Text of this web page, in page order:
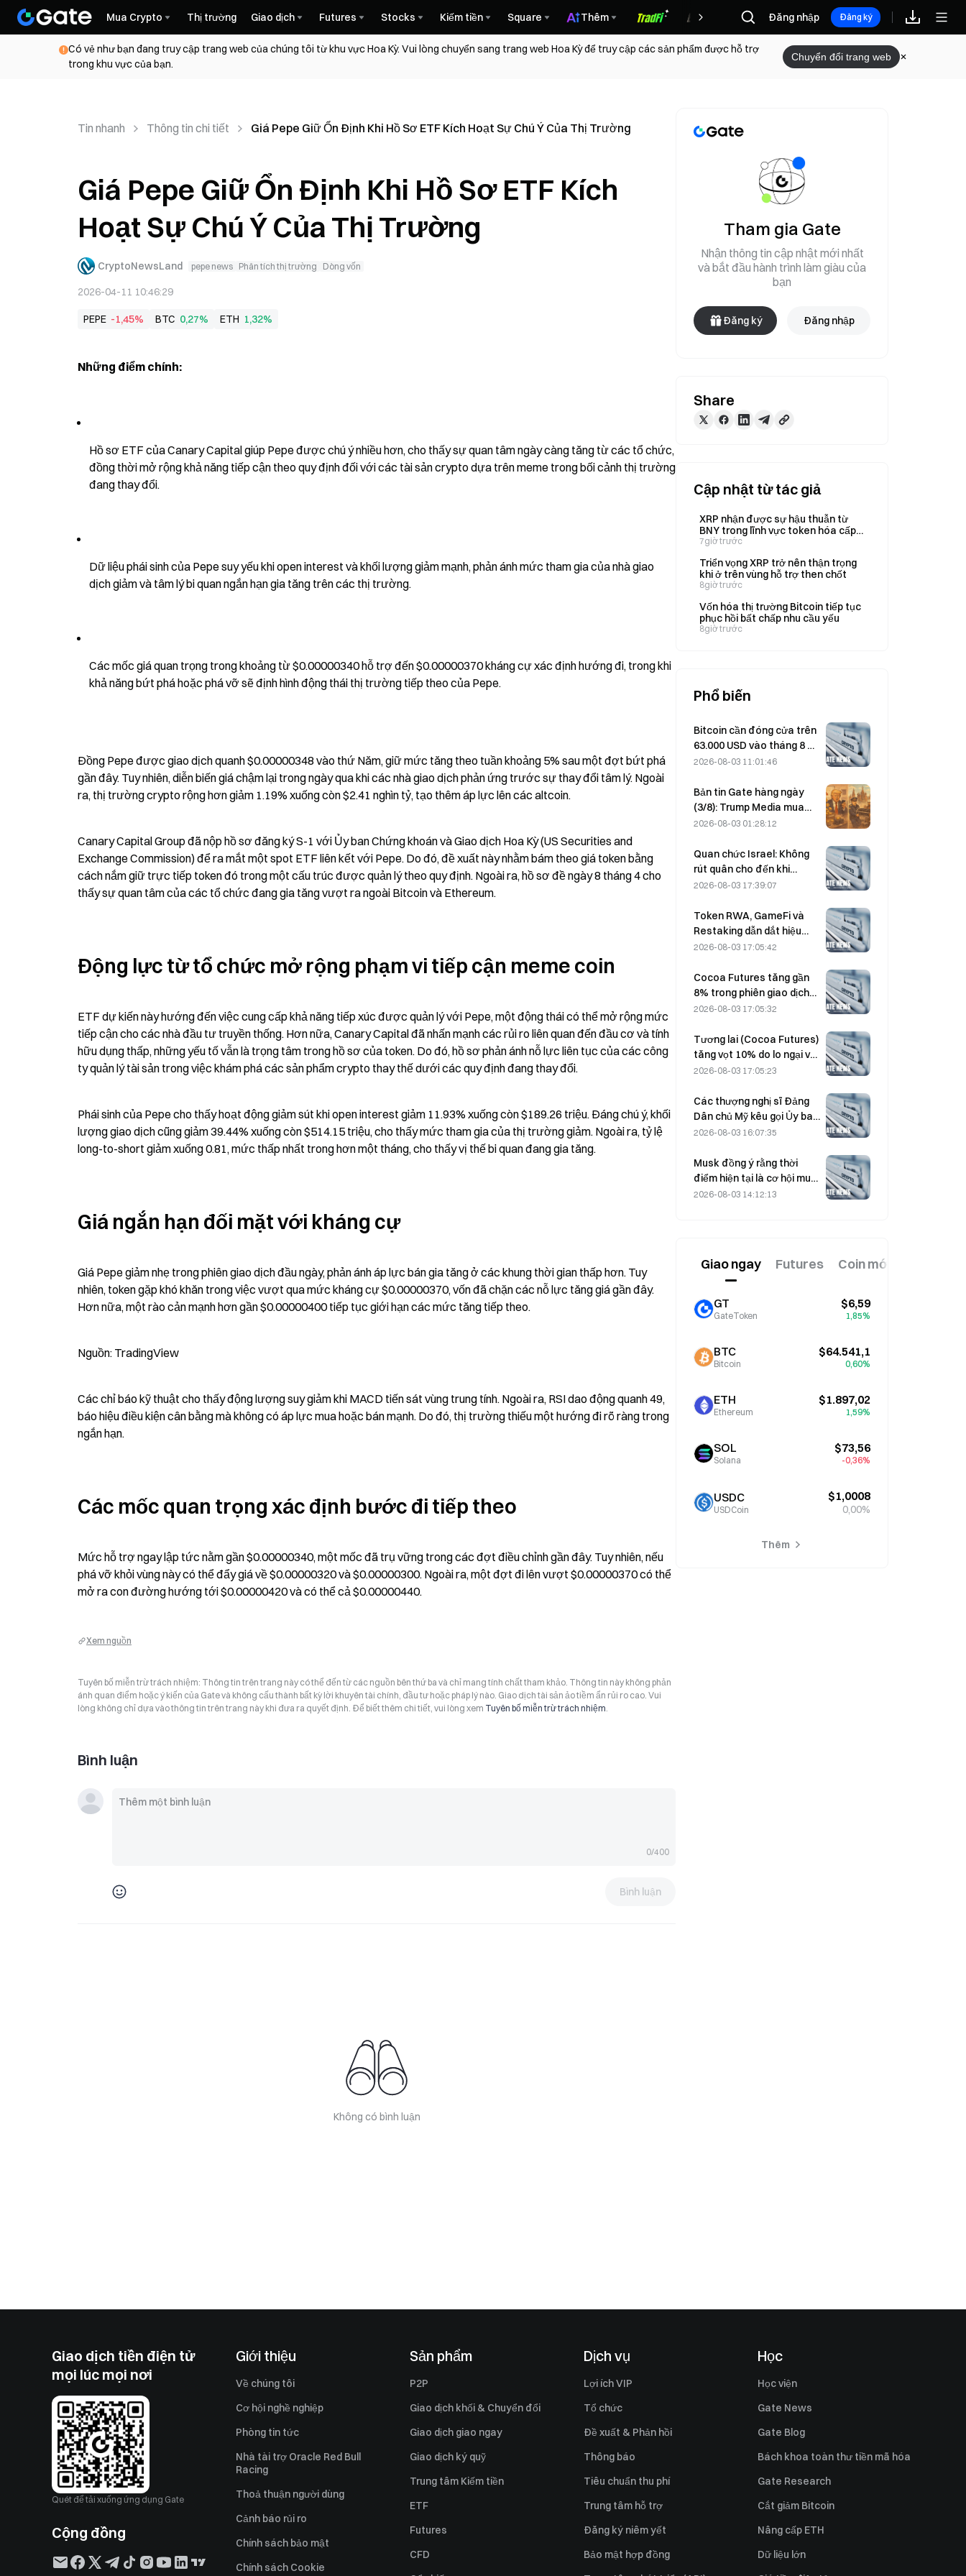
Mua Crypto Thị trường Giao dịch Futures Stocks Kiếm tiền Square Thêm Phần thưởngĐăng nhập Đăng ký
Có vẻ như bạn đang truy cập trang web của chúng tôi từ khu vực Hoa Kỳ. Vui lòng chuyển sang trang web Hoa Kỳ để truy cập các sản phẩm được hỗ trợ
trong khu vực của bạn.
Chuyển đổi trang web
Tin nhanh Thông tin chi tiết Giá Pepe Giữ Ổn Định Khi Hồ Sơ ETF Kích Hoạt Sự Chú Ý Của Thị Trường
Giá Pepe Giữ Ổn Định Khi Hồ Sơ ETF Kích
Hoạt Sự Chú Ý Của Thị Trường
CryptoNewsLand pepe news Phân tích thị trường Dòng vốn
2026-04-11 10:46:29
PEPE -1,45% BTC 0,27% ETH 1,32%
Những điểm chính:
Hồ sơ ETF của Canary Capital giúp Pepe được chú ý nhiều hơn, cho thấy sự quan tâm ngày càng tăng từ các tổ chức,
đồng thời mở rộng khả năng tiếp cận theo quy định đối với các tài sản crypto dựa trên meme trong bối cảnh thị trường
đang thay đổi.
Dữ liệu phái sinh của Pepe suy yếu khi open interest và khối lượng giảm mạnh, phản ánh mức tham gia của nhà giao
dịch giảm và tâm lý bi quan ngắn hạn gia tăng trên các thị trường.
Các mốc giá quan trọng trong khoảng từ $0.00000340 hỗ trợ đến $0.00000370 kháng cự xác định hướng đi, trong khi
khả năng bứt phá hoặc phá vỡ sẽ định hình động thái thị trường tiếp theo của Pepe.
Đồng Pepe được giao dịch quanh $0.00000348 vào thứ Năm, giữ mức tăng theo tuần khoảng 5% sau một đợt bứt phá
gần đây. Tuy nhiên, diễn biến giá chậm lại trong ngày qua khi các nhà giao dịch phản ứng trước sự thay đổi tâm lý. Ngoài
ra, thị trường crypto rộng hơn giảm 1.19% xuống còn $2.41 nghìn tỷ, tạo thêm áp lực lên các altcoin.
Canary Capital Group đã nộp hồ sơ đăng ký S-1 với Ủy ban Chứng khoán và Giao dịch Hoa Kỳ (US Securities and
Exchange Commission) để ra mắt một spot ETF liên kết với Pepe. Do đó, đề xuất này nhằm bám theo giá token bằng
cách nắm giữ trực tiếp token đó trong một cấu trúc được quản lý theo quy định. Ngoài ra, hồ sơ đề ngày 8 tháng 4 cho
thấy sự quan tâm của các tổ chức đang gia tăng vượt ra ngoài Bitcoin và Ethereum.
Động lực từ tổ chức mở rộng phạm vi tiếp cận meme coin
ETF dự kiến này hướng đến việc cung cấp khả năng tiếp xúc được quản lý với Pepe, một động thái có thể mở rộng mức
tiếp cận cho các nhà đầu tư truyền thống. Hơn nữa, Canary Capital đã nhấn mạnh các rủi ro liên quan đến đầu cơ và tính
hữu dụng thấp, những yếu tố vẫn là trọng tâm trong hồ sơ của token. Do đó, hồ sơ phản ánh nỗ lực liên tục của các công
ty quản lý tài sản trong việc khám phá các sản phẩm crypto thay thế dưới các quy định đang thay đổi.
Phái sinh của Pepe cho thấy hoạt động giảm sút khi open interest giảm 11.93% xuống còn $189.26 triệu. Đáng chú ý, khối
lượng giao dịch cũng giảm 39.44% xuống còn $514.15 triệu, cho thấy mức tham gia của thị trường giảm. Ngoài ra, tỷ lệ
long-to-short giảm xuống 0.81, mức thấp nhất trong hơn một tháng, cho thấy vị thế bi quan đang gia tăng.
Giá ngắn hạn đối mặt với kháng cự
Giá Pepe giảm nhẹ trong phiên giao dịch đầu ngày, phản ánh áp lực bán gia tăng ở các khung thời gian thấp hơn. Tuy
nhiên, token gặp khó khăn trong việc vượt qua mức kháng cự $0.00000370, vốn đã chặn các nỗ lực tăng giá gần đây.
Hơn nữa, một rào cản mạnh hơn gần $0.00000400 tiếp tục giới hạn các mức tăng tiếp theo.
Nguồn: TradingView
Các chỉ báo kỹ thuật cho thấy động lượng suy giảm khi MACD tiến sát vùng trung tính. Ngoài ra, RSI dao động quanh 49,
báo hiệu điều kiện cân bằng mà không có áp lực mua hoặc bán mạnh. Do đó, thị trường thiếu một hướng đi rõ ràng trong
ngắn hạn.
Các mốc quan trọng xác định bước đi tiếp theo
Mức hỗ trợ ngay lập tức nằm gần $0.00000340, một mốc đã trụ vững trong các đợt điều chỉnh gần đây. Tuy nhiên, nếu
phá vỡ khỏi vùng này có thể đẩy giá về $0.00000320 và $0.00000300. Ngoài ra, một đợt đi lên vượt $0.00000370 có thể
mở ra con đường hướng tới $0.00000420 và có thể cả $0.00000440.
Xem nguồn
Tuyên bố miễn trừ trách nhiệm: Thông tin trên trang này có thể đến từ các nguồn bên thứ ba và chỉ mang tính chất tham khảo. Thông tin này không phản
ánh quan điểm hoặc ý kiến của Gate và không cấu thành bất kỳ lời khuyên tài chính, đầu tư hoặc pháp lý nào. Giao dịch tài sản ảo tiềm ẩn rủi ro cao. Vui
lòng không chỉ dựa vào thông tin trên trang này khi đưa ra quyết định. Để biết thêm chi tiết, vui lòng xem Tuyên bố miễn trừ trách nhiệm.
Bình luận
0/400
Bình luận
Không có bình luận
Tham gia Gate
Nhận thông tin cập nhật mới nhất
và bắt đầu hành trình làm giàu của
bạn
Đăng ký Đăng nhập
Share
Cập nhật từ tác giả
XRP nhận được sự hậu thuẫn từ
BNY trong lĩnh vực token hóa cấp
tổ chức
7giờ trước
Triển vọng XRP trở nên thận trọng
khi ở trên vùng hỗ trợ then chốt
8giờ trước
Vốn hóa thị trường Bitcoin tiếp tục
phục hồi bất chấp nhu cầu yếu
8giờ trước
Phổ biến
Bitcoin cần đóng cửa trên
63.000 USD vào tháng 8 để
xác nhận đáy của thị
cứu 10x cho biết
2026-08-03 11:01:46
Bản tin Gate hàng ngày
(3/8): Trump Media mua
cao bán thấp rồi lại chuyển
khai thác tiền mã hóa tại
Moscow có hiệu lực từ
tháng 8
2026-08-03 01:28:12
Quan chức Israel: Không
rút quân cho đến khi
Hamas giải giáp
2026-08-03 17:39:07
Token RWA, GameFi và
Restaking dẫn dắt hiệu
suất thị trường trong
2026-08-03 17:05:42
Cocoa Futures tăng gần
8% trong phiên giao dịch
hôm thứ Sáu tuần trước,
trường bất ngờ
2026-08-03 17:05:32
Tương lai (Cocoa Futures)
tăng vọt 10% do lo ngại về
Cung, hướng tới mức 6.000
2026-08-03 17:05:23
Các thượng nghị sĩ Đảng
Dân chủ Mỹ kêu gọi Ủy ban
Giao dịch Hàng hóa Tương
phẩm cá cược liên quan
đến tình trạng cháy rừng
trong bối cảnh mùa cháy
2026-08-03 16:07:35
Musk đồng ý rằng thời
điểm hiện tại là cơ hội mua
vào cho SpaceX vào ngày
2026-08-03 14:12:13
Giao ngay Futures Coin mới
GT
GateToken
$6,59
1,85%
BTC
Bitcoin
$64.541,1
0,60%
ETH
Ethereum
$1.897,02
1,59%
SOL
Solana
$73,56
-0,36%
USDC
USDCoin
$1,0008
0,00%
Thêm
Giao dịch tiền điện tử
mọi lúc mọi nơi
Quét để tải xuống ứng dụng Gate
Cộng đồng
Giới thiệu
Về chúng tôi
Cơ hội nghề nghiệp
Phòng tin tức
Nhà tài trợ Oracle Red Bull
Racing
Thoả thuận người dùng
Cảnh báo rủi ro
Chính sách bảo mật
Chính sách Cookie
Sản phẩm
P2P
Giao dịch khối & Chuyển đổi
Giao dịch giao ngay
Giao dịch ký quỹ
Trung tâm Kiếm tiền
ETF
Futures
CFD
Dịch vụ
Lợi ích VIP
Tổ chức
Đề xuất & Phản hồi
Thông báo
Tiêu chuẩn thu phí
Trung tâm hỗ trợ
Đăng ký niêm yết
Bảo mật hợp đồng
Học
Học viện
Gate News
Gate Blog
Bách khoa toàn thư tiền mã hóa
Gate Research
Cắt giảm Bitcoin
Nâng cấp ETH
Dữ liệu lớn